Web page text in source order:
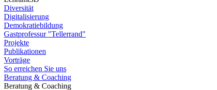
Diversität
Digitalisierung
Demokratiebildung
Gastprofessur "Tellerrand"
Projekte
Publikationen
Vorträge
So erreichen Sie uns
Beratung & Coaching
Beratung & Coaching